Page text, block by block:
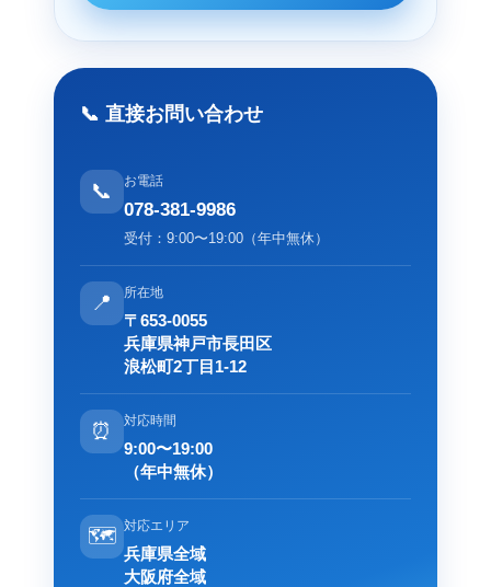
📞 直接お問い合わせ
📞 お電話
078-381-9986
受付：9:00〜19:00（年中無休）
📍 所在地
〒653-0055
兵庫県神戸市長田区
浪松町2丁目1-12
⏰ 対応時間
9:00〜19:00
（年中無休）
🗺️ 対応エリア
兵庫県全域
大阪府全域